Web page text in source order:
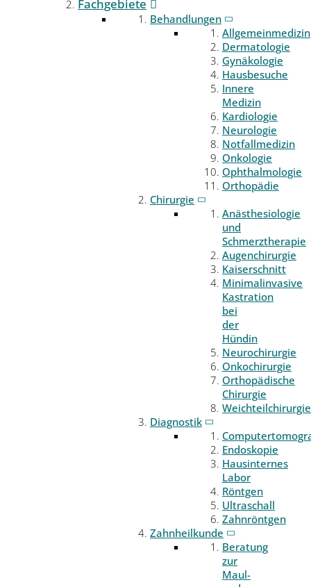
Fachgebiete
Behandlungen
Allgemeinmedizin
Dermatologie
Gynäkologie
Hausbesuche
Innere
Medizin
Kardiologie
Neurologie
Notfallmedizin
Onkologie
Ophthalmologie
Orthopädie
Chirurgie
Anästhesiologie
und
Schmerztherapie
Augenchirurgie
Kaiserschnitt
Minimalinvasive
Kastration
bei
der
Hündin
Neurochirurgie
Onkochirurgie
Orthopädische
Chirurgie
Weichteilchirurgie
Diagnostik
Endoskopie
Hausinternes
Labor
Röntgen
Ultraschall
Zahnröntgen
Zahnheilkunde
Beratung
zur
Maul-